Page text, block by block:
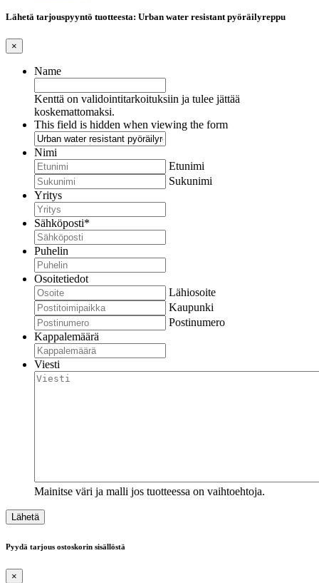
Lähetä tarjouspyyntö tuotteesta: Urban water resistant pyöräilyreppu
×
Name
Kenttä on validointitarkoituksiin ja tulee jättää
koskemattomaksi.
This field is hidden when viewing the form
Nimi
Etunimi
Sukunimi
Yritys
Sähköposti*
Puhelin
Osoitetiedot
Lähiosoite
Kaupunki
Postinumero
Kappalemäärä
Viesti
Mainitse väri ja malli jos tuotteessa on vaihtoehtoja.
Pyydä tarjous ostoskorin sisällöstä
×